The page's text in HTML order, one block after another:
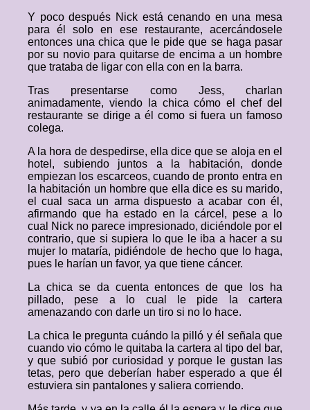
Y poco después Nick está cenando en una mesa
para él solo en ese restaurante, acercándosele
entonces una chica que le pide que se haga pasar
por su novio para quitarse de encima a un hombre
que trataba de ligar con ella con en la barra.
Tras presentarse como Jess, charlan
animadamente, viendo la chica cómo el chef del
restaurante se dirige a él como si fuera un famoso
colega.
A la hora de despedirse, ella dice que se aloja en el
hotel, subiendo juntos a la habitación, donde
empiezan los escarceos, cuando de pronto entra en
la habitación un hombre que ella dice es su marido,
el cual saca un arma dispuesto a acabar con él,
afirmando que ha estado en la cárcel, pese a lo
cual Nick no parece impresionado, diciéndole por el
contrario, que si supiera lo que le iba a hacer a su
mujer lo mataría, pidiéndole de hecho que lo haga,
pues le harían un favor, ya que tiene cáncer.
La chica se da cuenta entonces de que los ha
pillado, pese a lo cual le pide la cartera
amenazando con darle un tiro si no lo hace.
La chica le pregunta cuándo la pilló y él señala que
cuando vio cómo le quitaba la cartera al tipo del bar,
y que subió por curiosidad y porque le gustan las
tetas, pero que deberían haber esperado a que él
estuviera sin pantalones y saliera corriendo.